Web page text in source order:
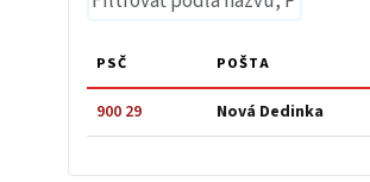
PSČ POŠTA
900 29 Nová Dedinka